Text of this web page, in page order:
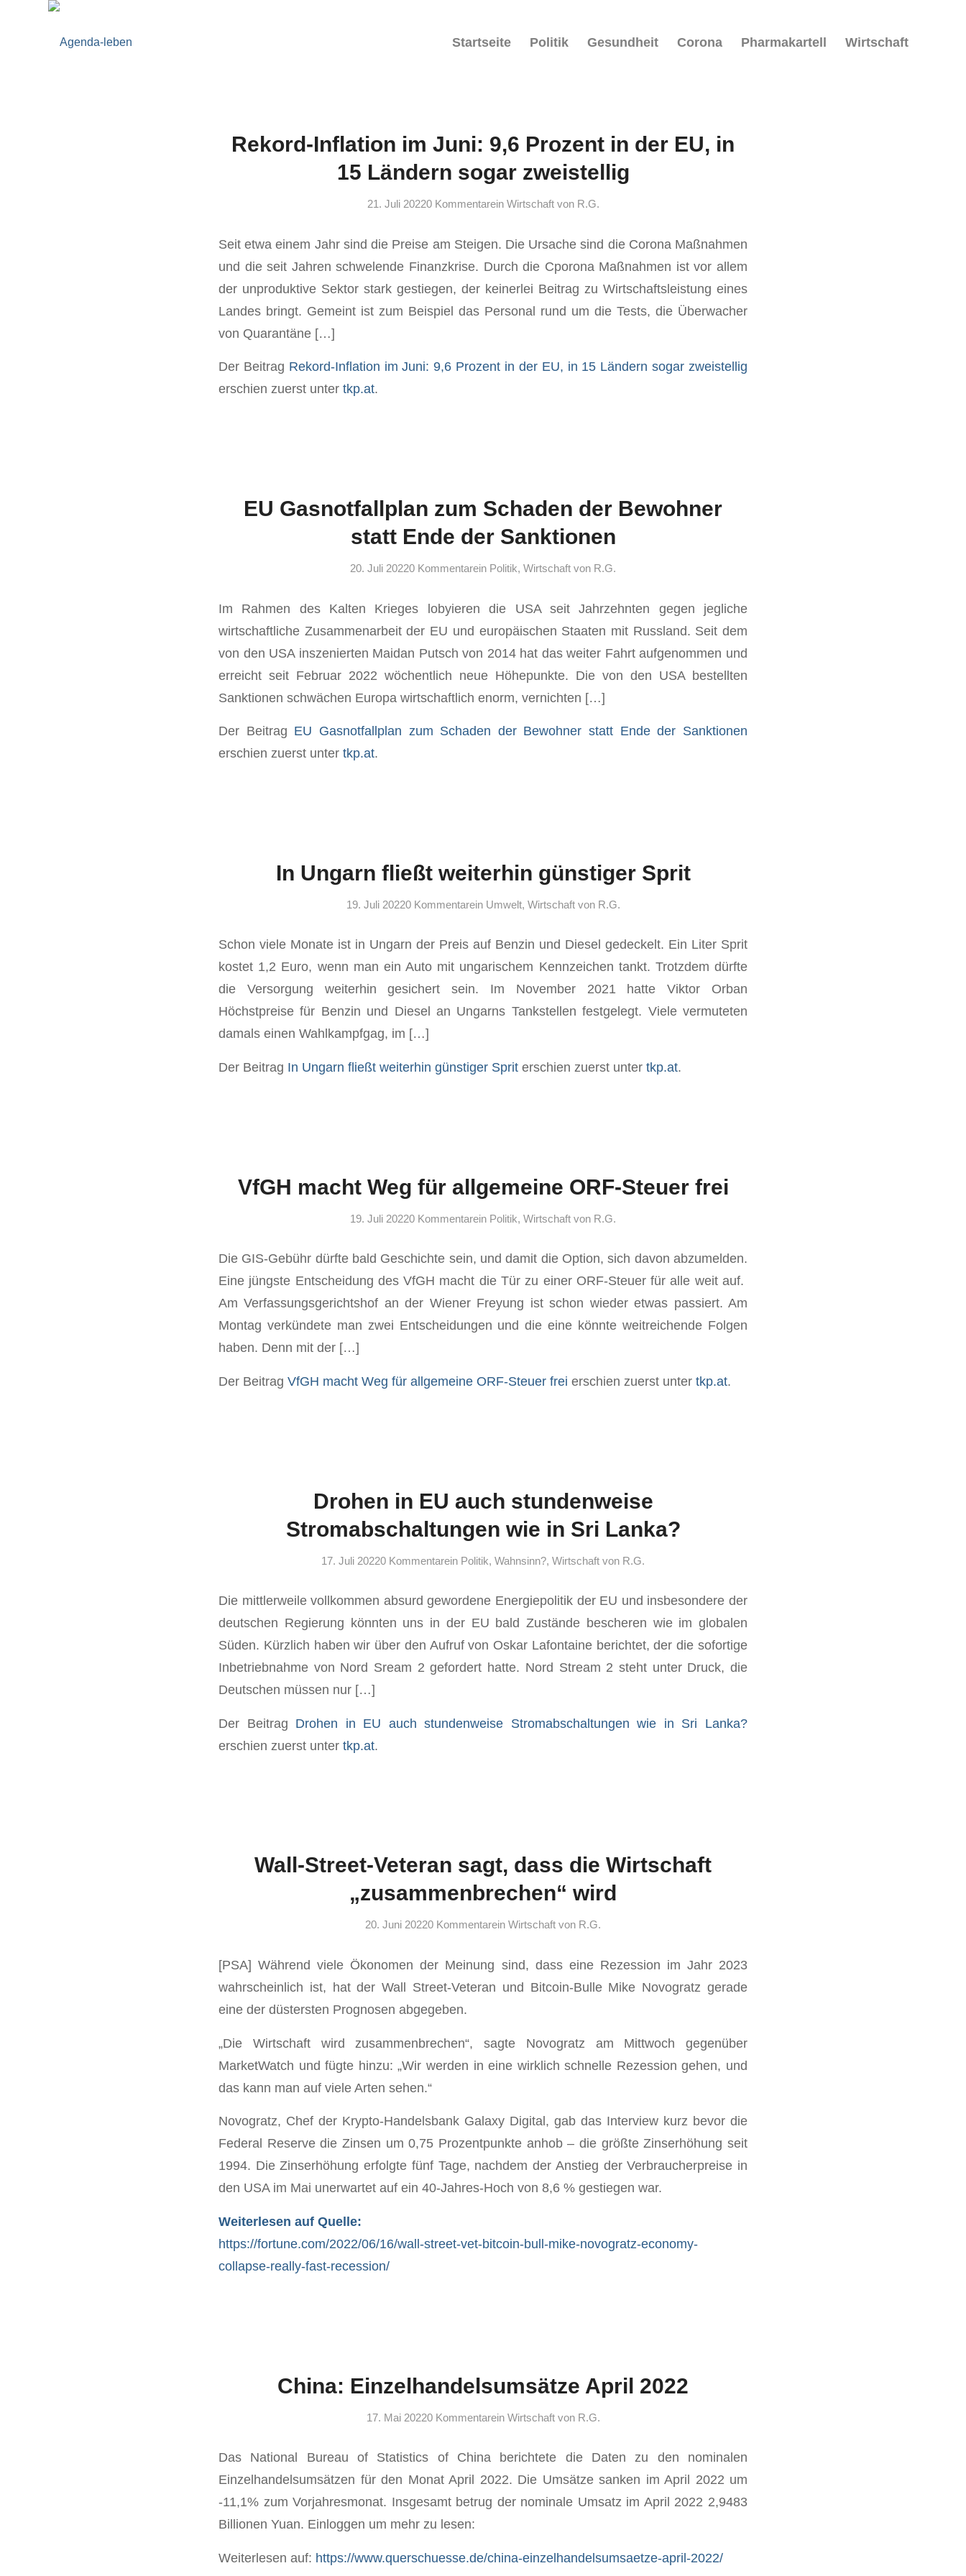
Startseite Politik Gesundheit Corona Pharmakartell Wirtschaft
Rekord-Inflation im Juni: 9,6 Prozent in der EU, in
15 Ländern sogar zweistellig
21. Juli 20220 Kommentarein Wirtschaft von R.G.
Seit etwa einem Jahr sind die Preise am Steigen. Die Ursache sind die Corona Maßnahmen
und die seit Jahren schwelende Finanzkrise. Durch die Cporona Maßnahmen ist vor allem
der unproduktive Sektor stark gestiegen, der keinerlei Beitrag zu Wirtschaftsleistung eines
Landes bringt. Gemeint ist zum Beispiel das Personal rund um die Tests, die Überwacher
von Quarantäne […]
Der Beitrag Rekord-Inflation im Juni: 9,6 Prozent in der EU, in 15 Ländern sogar zweistellig
erschien zuerst unter tkp.at.
EU Gasnotfallplan zum Schaden der Bewohner
statt Ende der Sanktionen
20. Juli 20220 Kommentarein Politik, Wirtschaft von R.G.
Im Rahmen des Kalten Krieges lobyieren die USA seit Jahrzehnten gegen jegliche
wirtschaftliche Zusammenarbeit der EU und europäischen Staaten mit Russland. Seit dem
von den USA inszenierten Maidan Putsch von 2014 hat das weiter Fahrt aufgenommen und
erreicht seit Februar 2022 wöchentlich neue Höhepunkte. Die von den USA bestellten
Sanktionen schwächen Europa wirtschaftlich enorm, vernichten […]
Der Beitrag EU Gasnotfallplan zum Schaden der Bewohner statt Ende der Sanktionen
erschien zuerst unter tkp.at.
In Ungarn fließt weiterhin günstiger Sprit
19. Juli 20220 Kommentarein Umwelt, Wirtschaft von R.G.
Schon viele Monate ist in Ungarn der Preis auf Benzin und Diesel gedeckelt. Ein Liter Sprit
kostet 1,2 Euro, wenn man ein Auto mit ungarischem Kennzeichen tankt. Trotzdem dürfte
die Versorgung weiterhin gesichert sein. Im November 2021 hatte Viktor Orban
Höchstpreise für Benzin und Diesel an Ungarns Tankstellen festgelegt. Viele vermuteten
damals einen Wahlkampfgag, im […]
Der Beitrag In Ungarn fließt weiterhin günstiger Sprit erschien zuerst unter tkp.at.
VfGH macht Weg für allgemeine ORF-Steuer frei
19. Juli 20220 Kommentarein Politik, Wirtschaft von R.G.
Die GIS-Gebühr dürfte bald Geschichte sein, und damit die Option, sich davon abzumelden.
Eine jüngste Entscheidung des VfGH macht die Tür zu einer ORF-Steuer für alle weit auf.
Am Verfassungsgerichtshof an der Wiener Freyung ist schon wieder etwas passiert. Am
Montag verkündete man zwei Entscheidungen und die eine könnte weitreichende Folgen
haben. Denn mit der […]
Der Beitrag VfGH macht Weg für allgemeine ORF-Steuer frei erschien zuerst unter tkp.at.
Drohen in EU auch stundenweise
Stromabschaltungen wie in Sri Lanka?
17. Juli 20220 Kommentarein Politik, Wahnsinn?, Wirtschaft von R.G.
Die mittlerweile vollkommen absurd gewordene Energiepolitik der EU und insbesondere der
deutschen Regierung könnten uns in der EU bald Zustände bescheren wie im globalen
Süden. Kürzlich haben wir über den Aufruf von Oskar Lafontaine berichtet, der die sofortige
Inbetriebnahme von Nord Sream 2 gefordert hatte. Nord Stream 2 steht unter Druck, die
Deutschen müssen nur […]
Der Beitrag Drohen in EU auch stundenweise Stromabschaltungen wie in Sri Lanka?
erschien zuerst unter tkp.at.
Wall-Street-Veteran sagt, dass die Wirtschaft
„zusammenbrechen“ wird
20. Juni 20220 Kommentarein Wirtschaft von R.G.
[PSA] Während viele Ökonomen der Meinung sind, dass eine Rezession im Jahr 2023
wahrscheinlich ist, hat der Wall Street-Veteran und Bitcoin-Bulle Mike Novogratz gerade
eine der düstersten Prognosen abgegeben.
„Die Wirtschaft wird zusammenbrechen“, sagte Novogratz am Mittwoch gegenüber
MarketWatch und fügte hinzu: „Wir werden in eine wirklich schnelle Rezession gehen, und
das kann man auf viele Arten sehen.“
Novogratz, Chef der Krypto-Handelsbank Galaxy Digital, gab das Interview kurz bevor die
Federal Reserve die Zinsen um 0,75 Prozentpunkte anhob – die größte Zinserhöhung seit
1994. Die Zinserhöhung erfolgte fünf Tage, nachdem der Anstieg der Verbraucherpreise in
den USA im Mai unerwartet auf ein 40-Jahres-Hoch von 8,6 % gestiegen war.
Weiterlesen auf Quelle:
https://fortune.com/2022/06/16/wall-street-vet-bitcoin-bull-mike-novogratz-economy-
collapse-really-fast-recession/
China: Einzelhandelsumsätze April 2022
17. Mai 20220 Kommentarein Wirtschaft von R.G.
Das National Bureau of Statistics of China berichtete die Daten zu den nominalen
Einzelhandelsumsätzen für den Monat April 2022. Die Umsätze sanken im April 2022 um
-11,1% zum Vorjahresmonat. Insgesamt betrug der nominale Umsatz im April 2022 2,9483
Billionen Yuan. Einloggen um mehr zu lesen:
Weiterlesen auf: https://www.querschuesse.de/china-einzelhandelsumsaetze-april-2022/